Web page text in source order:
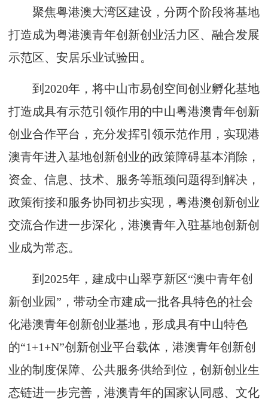
聚焦粤港澳大湾区建设，分两个阶段将基地
打造成为粤港澳青年创新创业活力区、融合发展
示范区、安居乐业试验田。
到 2020年，将中山市易创空间创业孵化基地
打造成具有示范引领作用的中山粤港澳青年创新
创业合作平台，充分发挥引领示范作用，实现港
澳青年进入基地创新创业的政策障碍基本消除，
资金、信息、技术、服务等瓶颈问题得到解决，
政策衔接和服务协同初步实现，粤港澳创新创业
交流合作进一步深化，港澳青年入驻基地创新创
业成为常态。
到 2025年，建成中山翠亨新区“澳中青年创
新创业园”，带动全市建成一批各具特色的社会
化港澳青年创新创业基地，形成具有中山特色
的“1+1+N”创新创业平台载体，港澳青年创新创
业的制度保障、公共服务供给到位，创新创业生
态链进一步完善，港澳青年的国家认同感、文化